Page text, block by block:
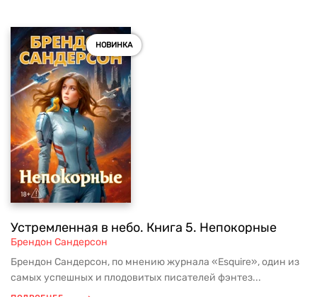
НОВИНКА
Устремленная в небо. Книга 5. Непокорные
Брендон Сандерсон
Брендон Сандерсон, по мнению журнала «Esquire», один из
самых успешных и плодовитых писателей фэнтез...